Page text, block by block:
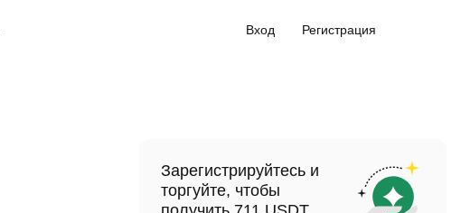
Вход Регистрация
Зарегистрируйтесь и
торгуйте, чтобы